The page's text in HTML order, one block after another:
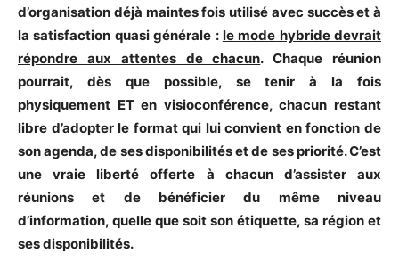
d’organisation déjà maintes fois utilisé avec succès et à
la satisfaction quasi générale : le mode hybride devrait
répondre aux attentes de chacun. Chaque réunion
pourrait, dès que possible, se tenir à la fois
physiquement ET en visioconférence, chacun restant
libre d’adopter le format qui lui convient en fonction de
son agenda, de ses disponibilités et de ses priorité. C’est
une vraie liberté offerte à chacun d’assister aux
réunions et de bénéficier du même niveau
d’information, quelle que soit son étiquette, sa région et
ses disponibilités.